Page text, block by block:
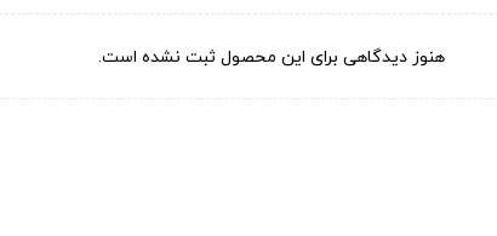
هنوز دیدگاهی برای این محصول ثبت نشده است.